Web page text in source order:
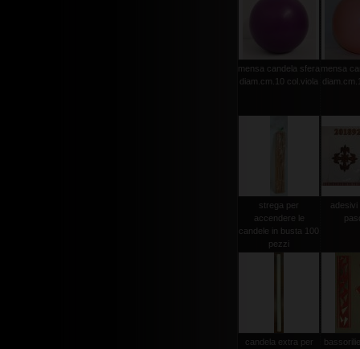
mensa candela sfera
diam.cm.10 col.viola
mensa
strega per
accendere le
candele in busta 100
pezzi
candela extra per